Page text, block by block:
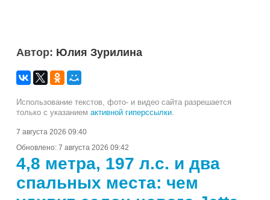
Автор: Юлия Зурилина
Использование текстов, фото- и видео сайта разрешается
только с указанием активной гиперссылки
7 августа 2026 09:40
Обновлено: 7 августа 2026 09:42
4,8 метра, 197 л.с. и два
спальных места: чем